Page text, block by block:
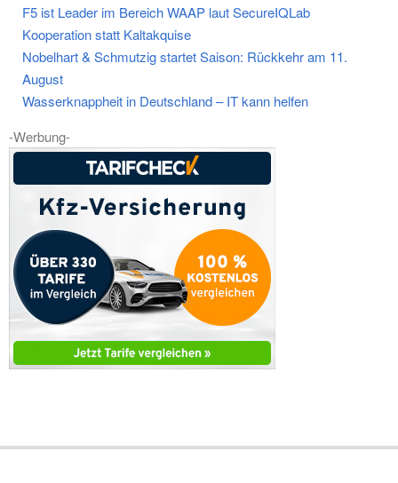
F5 ist Leader im Bereich WAAP laut SecureIQLab
Kooperation statt Kaltakquise
Nobelhart & Schmutzig startet Saison: Rückkehr am 11.
August
Wasserknappheit in Deutschland – IT kann helfen
-Werbung-